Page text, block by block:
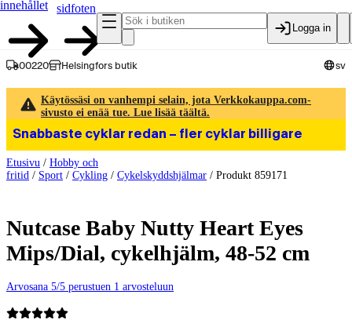
innehållet
sidfoten
Logga in
00220 Helsingfors butik sv
Käytössäsi on vanhempi selain, jota Verkkokauppa.com-
sivusto ei enää tue. Lue lisää täältä.
Snabbaste cyklar redan – fler cyklar billigare
Etusivu / Hobby och
fritid / Sport / Cykling / Cykelskyddshjälmar / Produkt 859171
Nutcase Baby Nutty Heart Eyes
Mips/Dial, cykelhjälm, 48-52 cm
Arvosana 5/5 perustuen 1 arvosteluun